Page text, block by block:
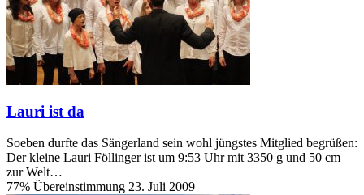
Lauri ist da
Soeben durfte das Sängerland sein wohl jüngstes Mitglied begrüßen:
Der kleine Lauri Föllinger ist um 9:53 Uhr mit 3350 g und 50 cm
zur Welt…
77% Übereinstimmung 23. Juli 2009